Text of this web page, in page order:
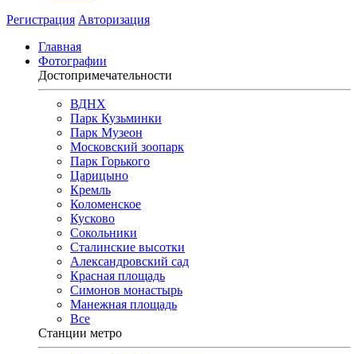
Регистрация Авторизация
Главная
Фотографии
Достопримечательности
ВДНХ
Парк Кузьминки
Парк Музеон
Московский зоопарк
Парк Горького
Царицыно
Кремль
Коломенское
Кусково
Сокольники
Сталинские высотки
Александровский сад
Красная площадь
Симонов монастырь
Манежная площадь
Все
Станции метро